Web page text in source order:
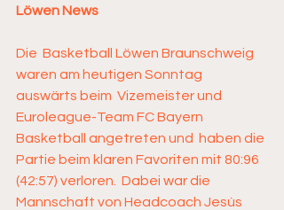
Löwen News
Die  Basketball Löwen Braunschweig
waren am heutigen Sonntag
auswärts beim  Vizemeister und
Euroleague-Team FC Bayern
Basketball angetreten und  haben die
Partie beim klaren Favoriten mit 80:96
(42:57) verloren.  Dabei war die
Mannschaft von Headcoach Jesús